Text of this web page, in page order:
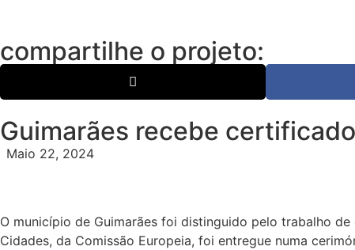
compartilhe o projeto:
Guimarães recebe
Maio 22, 2024
O município de Guimarães foi distinguido pelo trabalho
Cidades, da Comissão Europeia, foi entregue numa